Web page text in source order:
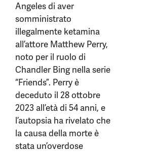
Angeles di aver
somministrato
illegalmente ketamina
all’attore Matthew Perry,
noto per il ruolo di
Chandler Bing nella serie
“Friends”. Perry è
deceduto il 28 ottobre
2023 all’età di 54 anni, e
l’autopsia ha rivelato che
la causa della morte è
stata un’overdose